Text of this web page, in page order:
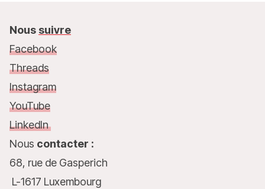
Nous suivre
Facebook
Threads
Instagram
YouTube
LinkedIn
Nous contacter :
68, rue de Gasperich
L-1617 Luxembourg